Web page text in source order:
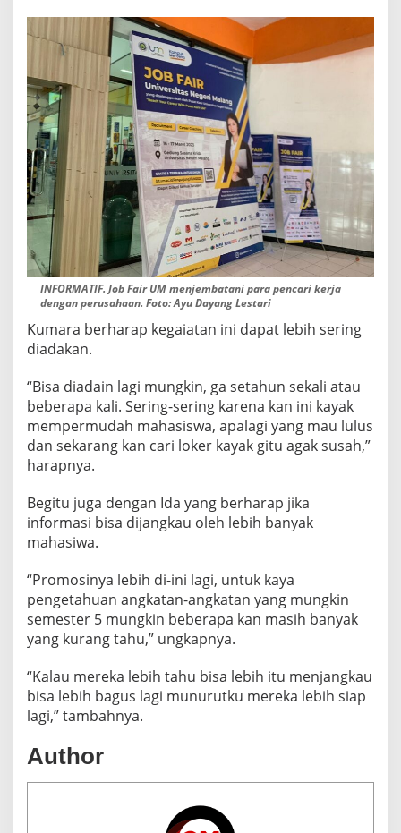
INFORMATIF. Job Fair UM menjembatani para pencari kerja
dengan perusahaan. Foto: Ayu Dayang Lestari
Kumara berharap kegaiatan ini dapat lebih sering
diadakan.
“Bisa diadain lagi mungkin, ga setahun sekali atau
beberapa kali. Sering-sering karena kan ini kayak
mempermudah mahasiswa, apalagi yang mau lulus
dan sekarang kan cari loker kayak gitu agak susah,”
harapnya.
Begitu juga dengan Ida yang berharap jika
informasi bisa dijangkau oleh lebih banyak
mahasiwa.
“Promosinya lebih di-ini lagi, untuk kaya
pengetahuan angkatan-angkatan yang mungkin
semester 5 mungkin beberapa kan masih banyak
yang kurang tahu,” ungkapnya.
“Kalau mereka lebih tahu bisa lebih itu menjangkau
bisa lebih bagus lagi munurutku mereka lebih siap
lagi,” tambahnya.
Author